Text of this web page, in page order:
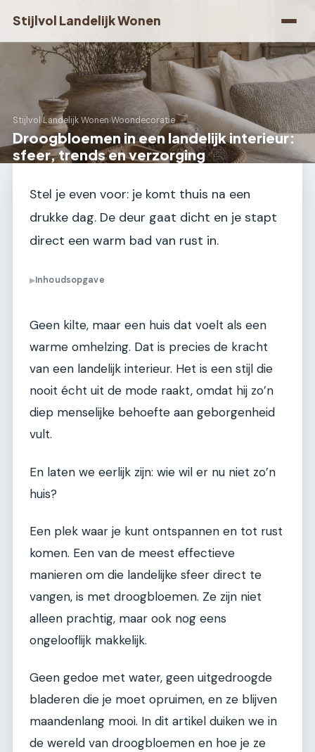
Stijlvol Landelijk Wonen
Stijlvol Landelijk Wonen›Woondecoratie
Droogbloemen in een landelijk interieur:
sfeer, trends en verzorging
Stel je even voor: je komt thuis na een
drukke dag. De deur gaat dicht en je stapt
direct een warm bad van rust in.
▶Inhoudsopgave
Geen kilte, maar een huis dat voelt als een
warme omhelzing. Dat is precies de kracht
van een landelijk interieur. Het is een stijl die
nooit écht uit de mode raakt, omdat hij zo’n
diep menselijke behoefte aan geborgenheid
vult.
En laten we eerlijk zijn: wie wil er nu niet zo’n
huis?
Een plek waar je kunt ontspannen en tot rust
komen. Een van de meest effectieve
manieren om die landelijke sfeer direct te
vangen, is met droogbloemen. Ze zijn niet
alleen prachtig, maar ook nog eens
ongelooflijk makkelijk.
Geen gedoe met water, geen uitgedroogde
bladeren die je moet opruimen, en ze blijven
maandenlang mooi. In dit artikel duiken we in
de wereld van droogbloemen en hoe je ze